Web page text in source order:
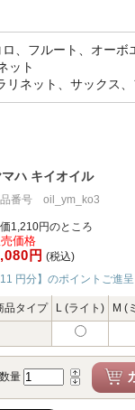
、フルート、オーボ
ット
リネット、サックス、
マハ キイオイル
番号 oil_ym_ko3
1,210円のところ
価格
円 (税込)
11 円分】のポイントご進呈
品タイプ L (ライト) M (
数量